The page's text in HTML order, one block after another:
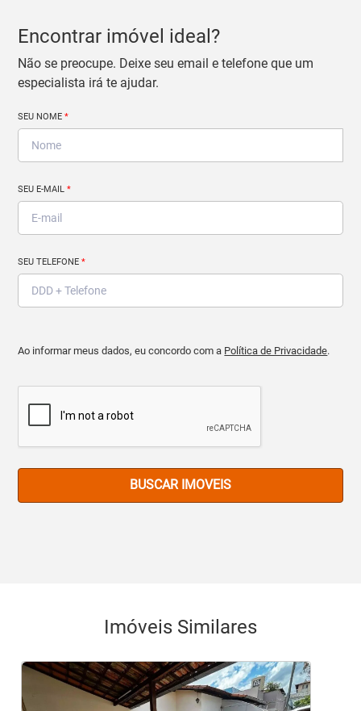
Encontrar imóvel ideal?
Não se preocupe. Deixe seu email e telefone que um
especialista irá te ajudar.
SEU NOME*
SEU E-MAIL*
SEU TELEFONE*
Ao informar meus dados, eu concordo com a Política de Privacidade.
BUSCAR IMOVEIS
Imóveis Similares